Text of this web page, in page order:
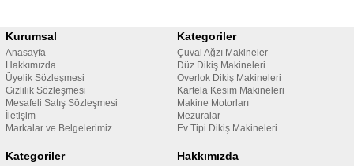
Kurumsal
Anasayfa
Hakkımızda
Üyelik Sözleşmesi
Gizlilik Sözleşmesi
Mesafeli Satış Sözleşmesi
İletişim
Markalar ve Belgelerimiz
Kategoriler
Çuval Ağzı Makineler
Düz Dikiş Makineleri
Overlok Dikiş Makineleri
Kartela Kesim Makineleri
Makine Motorları
Mezuralar
Ev Tipi Dikiş Makineleri
Kategoriler Hakkımızda